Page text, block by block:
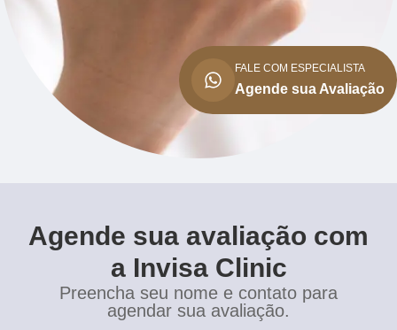
FALE COM ESPECIALISTA
Agende sua Avaliação
Agende sua avaliação com
a Invisa Clinic
Preencha seu nome e contato para
agendar sua avaliação.